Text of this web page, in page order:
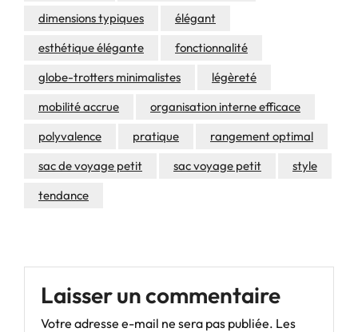
dimensions typiques
élégant
esthétique élégante
fonctionnalité
globe-trotters minimalistes
légèreté
mobilité accrue
organisation interne efficace
polyvalence
pratique
rangement optimal
sac de voyage petit
sac voyage petit
style
tendance
Laisser un commentaire
Votre adresse e-mail ne sera pas publiée. Les